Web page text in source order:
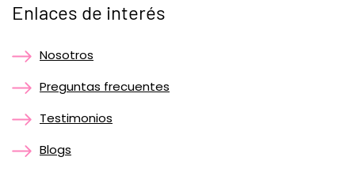
Enlaces de interés
Nosotros
Preguntas frecuentes
Testimonios
Blogs